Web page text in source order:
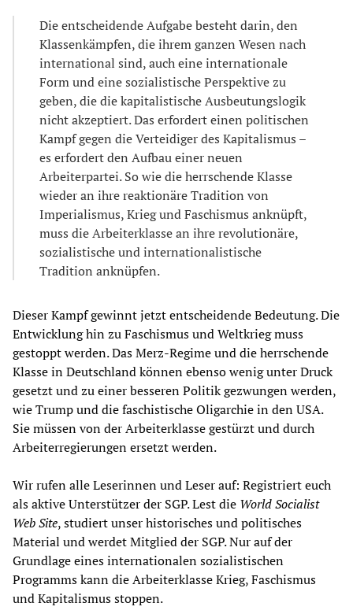
Die entscheidende Aufgabe besteht darin, den
Klassenkämpfen, die ihrem ganzen Wesen nach
international sind, auch eine internationale
Form und eine sozialistische Perspektive zu
geben, die die kapitalistische Ausbeutungslogik
nicht akzeptiert. Das erfordert einen politischen
Kampf gegen die Verteidiger des Kapitalismus –
es erfordert den Aufbau einer neuen
Arbeiterpartei. So wie die herrschende Klasse
wieder an ihre reaktionäre Tradition von
Imperialismus, Krieg und Faschismus anknüpft,
muss die Arbeiterklasse an ihre revolutionäre,
sozialistische und internationalistische
Tradition anknüpfen.
Dieser Kampf gewinnt jetzt entscheidende Bedeutung. Die
Entwicklung hin zu Faschismus und Weltkrieg muss
gestoppt werden. Das Merz-Regime und die herrschende
Klasse in Deutschland können ebenso wenig unter Druck
gesetzt und zu einer besseren Politik gezwungen werden,
wie Trump und die faschistische Oligarchie in den USA.
Sie müssen von der Arbeiterklasse gestürzt und durch
Arbeiterregierungen ersetzt werden.
Wir rufen alle Leserinnen und Leser auf: Registriert euch
als aktive Unterstützer der SGP. Lest die World Socialist
Web Site, studiert unser historisches und politisches
Material und werdet Mitglied der SGP. Nur auf der
Grundlage eines internationalen sozialistischen
Programms kann die Arbeiterklasse Krieg, Faschismus
und Kapitalismus stoppen.